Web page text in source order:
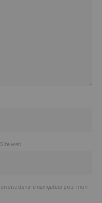
Site web
site dans le navigateur pour mon